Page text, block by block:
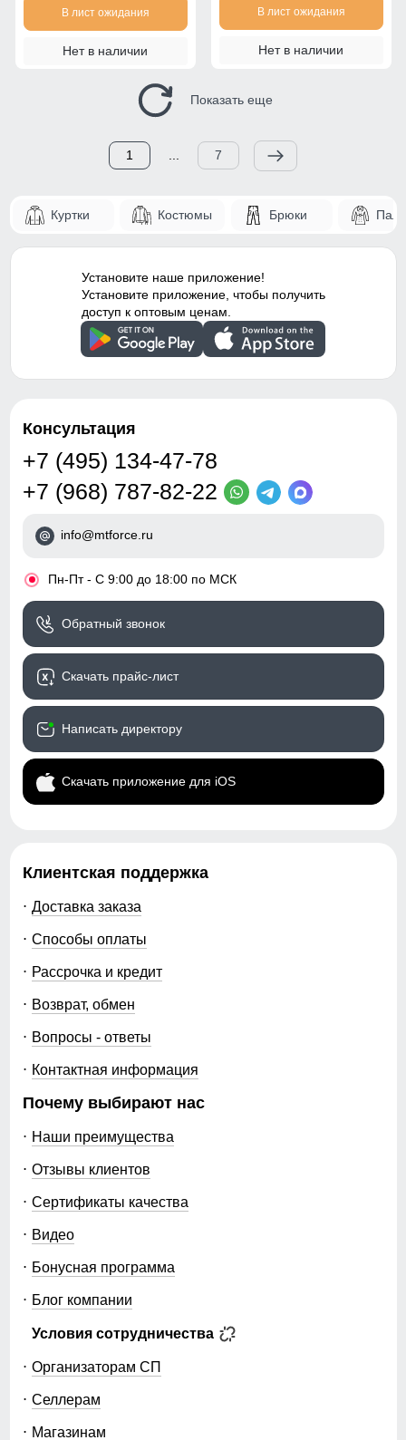
В лист ожидания
Нет в наличии
В лист ожидания
Нет в наличии
Показать еще
1 7
Куртки Костюмы Брюки
Установите наше приложение!
Установите приложение, чтобы получить
доступ к оптовым ценам.
Консультация
+7 (495) 134-47-78
+7 (968) 787-82-22
info@mtforce.ru
• Пн-Пт - С 9:00 до 18:00 по МСК
Обратный звонок
Скачать прайс-лист
Написать директору
Скачать приложение для iOS
Клиентская поддержка
Доставка заказа
Способы оплаты
Рассрочка и кредит
Возврат, обмен
Вопросы - ответы
Контактная информация
Почему выбирают нас
Наши преимущества
Отзывы клиентов
Сертификаты качества
Видео
Бонусная программа
Блог компании
Условия сотрудничества
Организаторам СП
Селлерам
Магазинам